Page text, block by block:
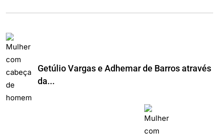
Getúlio Vargas e Adhemar de Barros através
da...